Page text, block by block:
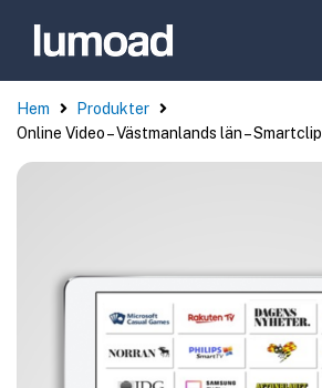
Hem
Produkter
Online Video – Västmanlands län – Smartclip